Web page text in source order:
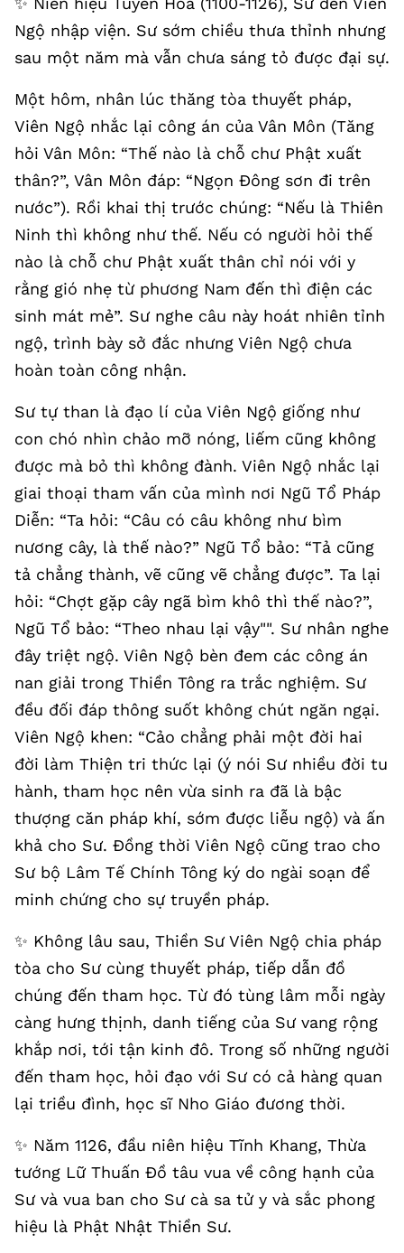
Ngộ nhập viện. Sư sớm chiều thưa thỉnh nhưng
sau một năm mà vẫn chưa sáng tỏ được đại sự.
Một hôm, nhân lúc thăng tòa thuyết pháp,
Viên Ngộ nhắc lại công án của Vân Môn (Tăng
hỏi Vân Môn: “Thế nào là chỗ chư Phật xuất
thân?”, Vân Môn đáp: “Ngọn Đông sơn đi trên
nước”). Rồi khai thị trước chúng: “Nếu là Thiên
Ninh thì không như thế. Nếu có người hỏi thế
nào là chỗ chư Phật xuất thân chỉ nói với y
rằng gió nhẹ từ phương Nam đến thì điện các
sinh mát mẻ”. Sư nghe câu này hoát nhiên tỉnh
ngộ, trình bày sở đắc nhưng Viên Ngộ chưa
hoàn toàn công nhận.
Sư tự than là đạo lí của Viên Ngộ giống như
con chó nhìn chảo mỡ nóng, liếm cũng không
được mà bỏ thì không đành. Viên Ngộ nhắc lại
giai thoại tham vấn của mình nơi Ngũ Tổ Pháp
Diễn: “Ta hỏi: “Câu có câu không như bìm
nương cây, là thế nào?” Ngũ Tổ bảo: “Tả cũng
tả chẳng thành, vẽ cũng vẽ chẳng được”. Ta lại
hỏi: “Chợt gặp cây ngã bìm khô thì thế nào?”,
Ngũ Tổ bảo: “Theo nhau lại vậy"". Sư nhân nghe
đây triệt ngộ. Viên Ngộ bèn đem các công án
nan giải trong Thiền Tông ra trắc nghiệm. Sư
đều đối đáp thông suốt không chút ngăn ngại.
Viên Ngộ khen: “Cảo chẳng phải một đời hai
đời làm Thiện tri thức lại (ý nói Sư nhiều đời tu
hành, tham học nên vừa sinh ra đã là bậc
thượng căn pháp khí, sớm được liễu ngộ) và ấn
khả cho Sư. Đồng thời Viên Ngộ cũng trao cho
Sư bộ Lâm Tế Chính Tông ký do ngài soạn để
minh chứng cho sự truyền pháp.
✨️ Không lâu sau, Thiền Sư Viên Ngộ chia pháp
tòa cho Sư cùng thuyết pháp, tiếp dẫn đồ
chúng đến tham học. Từ đó tùng lâm mỗi ngày
càng hưng thịnh, danh tiếng của Sư vang rộng
khắp nơi, tới tận kinh đô. Trong số những người
đến tham học, hỏi đạo với Sư có cả hàng quan
lại triều đình, học sĩ Nho Giáo đương thời.
✨️ Năm 1126, đầu niên hiệu Tĩnh Khang, Thừa
tướng Lữ Thuấn Đồ tâu vua về công hạnh của
Sư và vua ban cho Sư cà sa tử y và sắc phong
hiệu là Phật Nhật Thiền Sư.